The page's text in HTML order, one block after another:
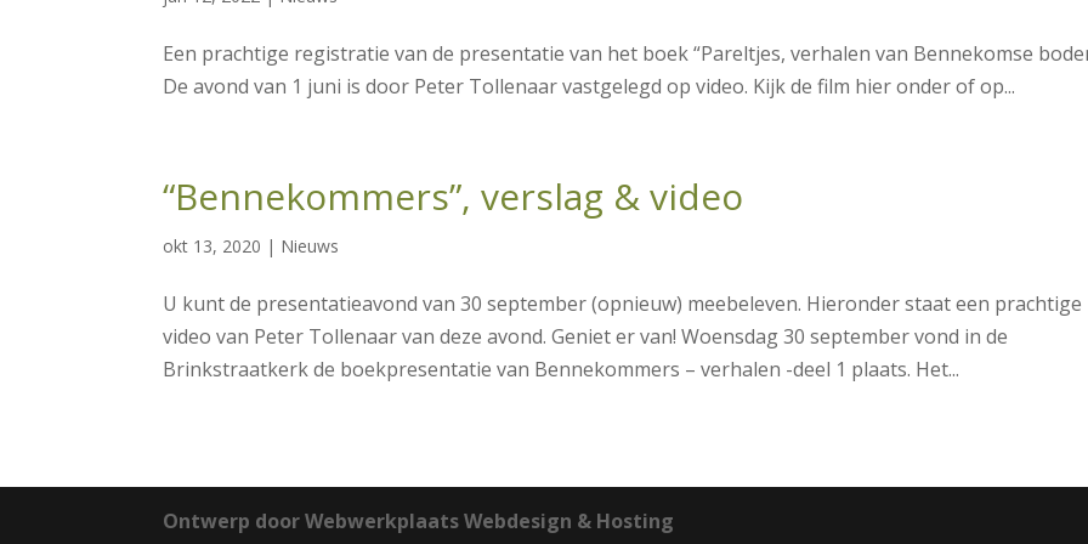
Een prachtige registratie van de presentatie van het boek “Pareltjes, verhalen van Bennekomse
De avond van 1 juni is door Peter Tollenaar vastgelegd op video. Kijk de film hier onder of op...
“Bennekommers”, verslag & video
okt 13, 2020 | Nieuws
U kunt de presentatieavond van 30 september (opnieuw) meebeleven. Hieronder staat een prachtige
video van Peter Tollenaar van deze avond. Geniet er van! Woensdag 30 september vond in de
Brinkstraatkerk de boekpresentatie van Bennekommers – verhalen -deel 1 plaats. Het...
Ontwerp door Webwerkplaats Webdesign & Hosting